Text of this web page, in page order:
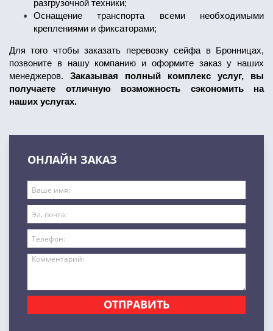
разгрузочной техники;
Оснащение транспорта всеми необходимыми
креплениями и фиксаторами;
Для того чтобы заказать перевозку сейфа в Бронницах,
позвоните в нашу компанию и оформите заказ у наших
менеджеров. Заказывая полный комплекс услуг, вы
получаете отличную возможность сэкономить на
наших услугах.
ОНЛАЙН ЗАКАЗ
ОТПРАВИТЬ